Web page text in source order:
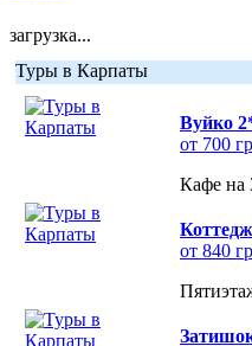
загрузка...
Туры в Карпаты
Вуйко
от 700
Кафе на
от 840